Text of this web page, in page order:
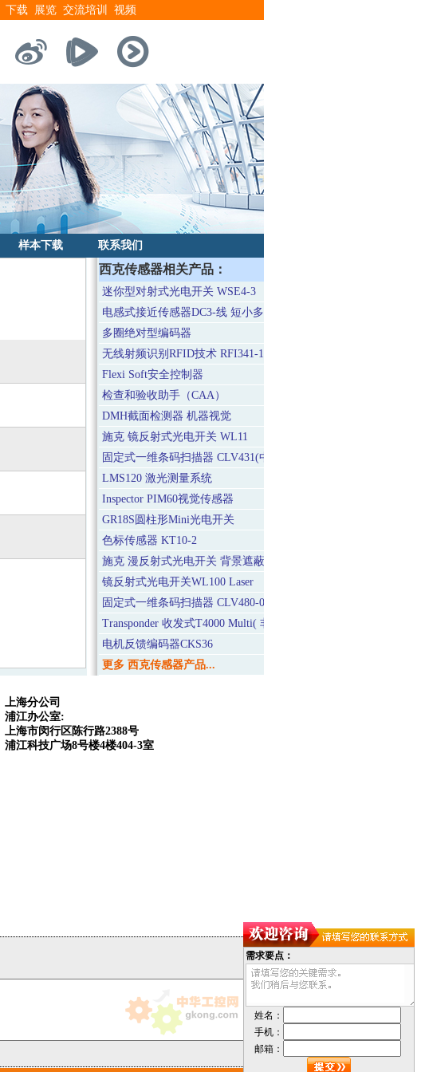
下载 展览 交流培训 视频
样本下载 联系我们
西克传感器相关产品：
迷你型对射式光电开关 WSE4-3
电感式接近传感器DC3-线 短小多功能型
多圈绝对型编码器
无线射频识别RFID技术 RFI341-1520
Flexi Soft安全控制器
检查和验收助手（CAA）
DMH截面检测器 机器视觉
施克 镜反射式光电开关 WL11
固定式一维条码扫描器 CLV431(中距离型)
LMS120 激光测量系统
Inspector PIM60视觉传感器
GR18S圆柱形Mini光电开关
色标传感器 KT10-2
施克 漫反射式光电开关 背景遮蔽BGS WT9-2 (小型)
镜反射式光电开关WL100 Laser
固定式一维条码扫描器 CLV480-00XX(标准型)
Transponder 收发式T4000 Multi( 非接触式安全开关)
电机反馈编码器CKS36
更多 西克传感器产品...
上海分公司
浦江办公室:
上海市闵行区陈行路2388号
浦江科技广场8号楼4楼404-3室